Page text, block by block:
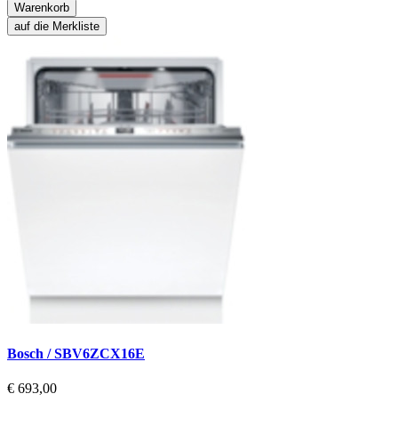
Warenkorb
auf die Merkliste
Bosch / SBV6ZCX16E
€ 693,00